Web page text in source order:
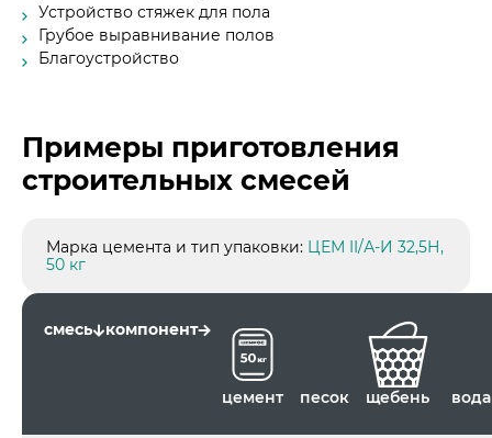
Устройство стяжек для пола
Грубое выравнивание полов
Благоустройство
Примеры приготовления
строительных смесей
Марка цемента и тип упаковки: ЦЕМ II/А-И 32,5Н,
50 кг
смесь компонент
цемент песок щебень вода